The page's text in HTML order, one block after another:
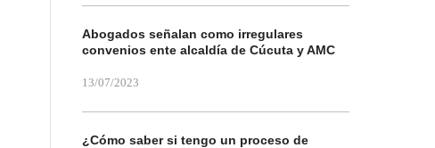
Abogados señalan como irregulares
convenios ente alcaldía de Cúcuta y AMC
13/07/2023
¿Cómo saber si tengo un proceso de